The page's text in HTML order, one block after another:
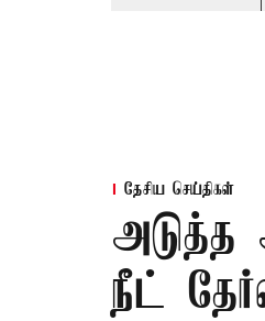
தேசிய செய்திகள்
நீட்